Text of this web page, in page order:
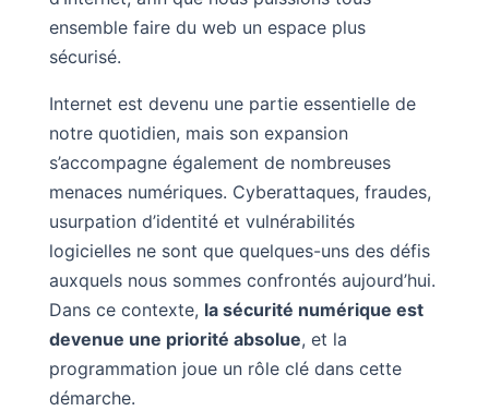
ensemble faire du web un espace plus
sécurisé.
Internet est devenu une partie essentielle de
notre quotidien, mais son expansion
s’accompagne également de nombreuses
menaces numériques. Cyberattaques, fraudes,
usurpation d’identité et vulnérabilités
logicielles ne sont que quelques-uns des défis
auxquels nous sommes confrontés aujourd’hui.
Dans ce contexte, la sécurité numérique est
devenue une priorité absolue, et la
programmation joue un rôle clé dans cette
démarche.